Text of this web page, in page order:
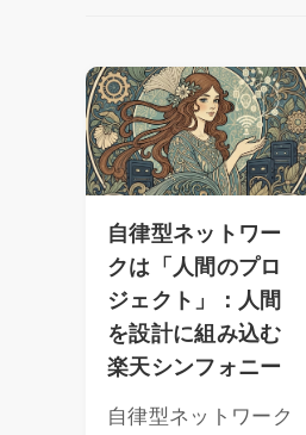
自律型ネットワー
クは「人間のプロ
ジェクト」：人間
を設計に組み込む
楽天シンフォニー
自律型ネットワーク